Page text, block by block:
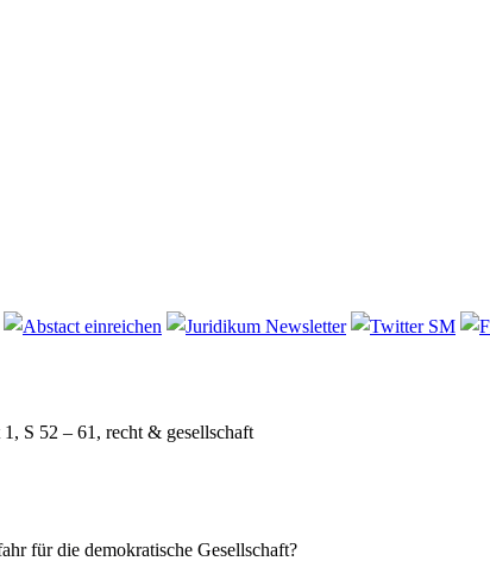
S 52 – 61, recht & gesellschaft
für die demokratische Gesellschaft?